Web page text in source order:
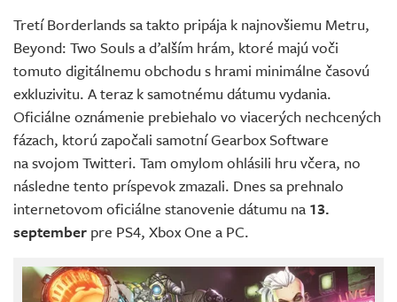
Tretí Borderlands sa takto pripája k najnovšiemu Metru,
Beyond: Two Souls a ďalším hrám, ktoré majú voči
tomuto digitálnemu obchodu s hrami minimálne časovú
exkluzivitu. A teraz k samotnému dátumu vydania.
Oficiálne oznámenie prebiehalo vo viacerých nechcených
fázach, ktorú započali samotní Gearbox Software
na svojom Twitteri. Tam omylom ohlásili hru včera, no
následne tento príspevok zmazali. Dnes sa prehnalo
internetovom oficiálne stanovenie dátumu na 13.
september pre PS4, Xbox One a PC.